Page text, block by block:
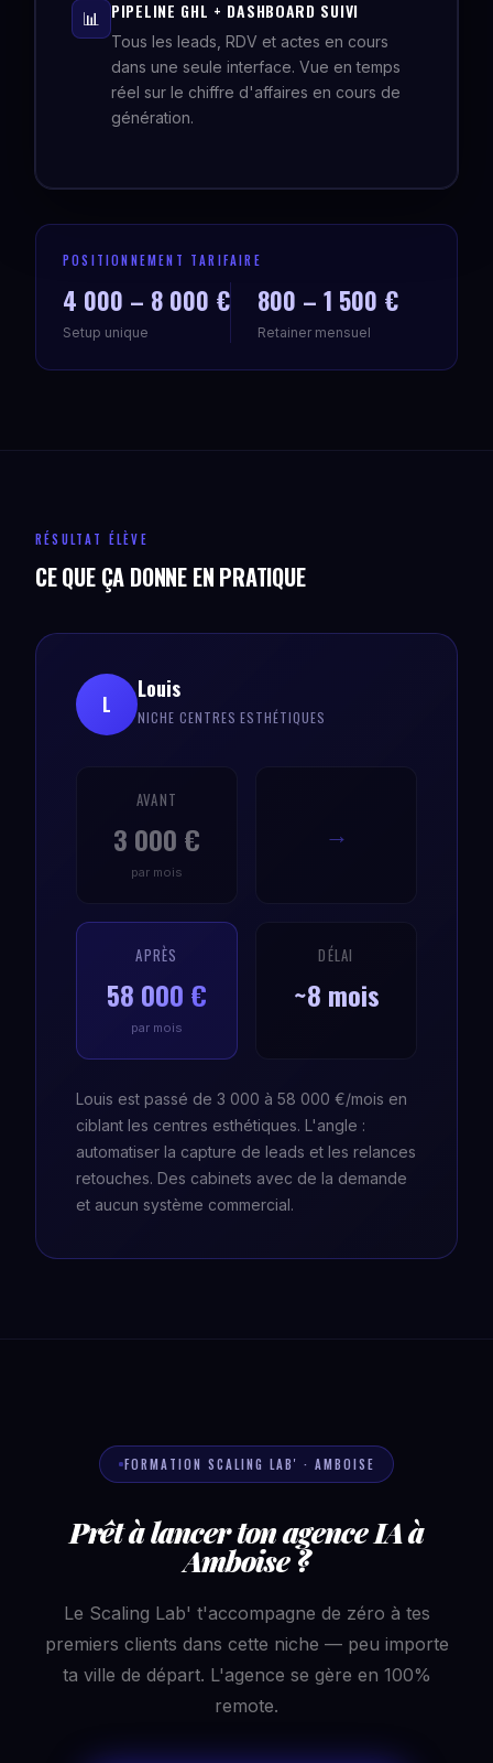
📊 PIPELINE GHL + DASHBOARD SUIVI
Tous les leads, RDV et actes en cours
dans une seule interface. Vue en temps
réel sur le chiffre d'affaires en cours de
génération.
POSITIONNEMENT TARIFAIRE
4 000 – 8 000 €
Setup unique
800 – 1 500 €
Retainer mensuel
RÉSULTAT ÉLÈVE
CE QUE ÇA DONNE EN PRATIQUE
L
Louis
NICHE CENTRES ESTHÉTIQUES
AVANT
3 000 €
par mois
→
APRÈS
58 000 €
par mois
DÉLAI
~8 mois
Louis est passé de 3 000 à 58 000 €/mois en
ciblant les centres esthétiques. L'angle :
automatiser la capture de leads et les relances
retouches. Des cabinets avec de la demande
et aucun système commercial.
FORMATION SCALING LAB' · AMBOISE
Prêt à lancer ton agence IA à
Amboise ?
Le Scaling Lab' t'accompagne de zéro à tes
premiers clients dans cette niche — peu importe
ta ville de départ. L'agence se gère en 100%
remote.